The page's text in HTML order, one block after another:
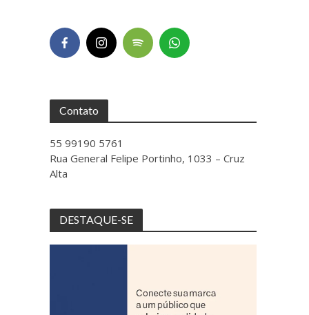
Contato
55 99190 5761
Rua General Felipe Portinho, 1033 – Cruz
Alta
DESTAQUE-SE